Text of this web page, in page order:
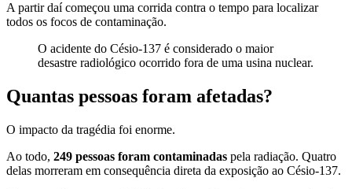
A partir daí começou uma corrida contra o tempo para localizar
todos os focos de contaminação.
O acidente do Césio-137 é considerado o maior
desastre radiológico ocorrido fora de uma usina nuclear.
Quantas pessoas foram afetadas?
O impacto da tragédia foi enorme.
Ao todo, 249 pessoas foram contaminadas pela radiação. Quatro
delas morreram em consequência direta da exposição ao Césio-137.